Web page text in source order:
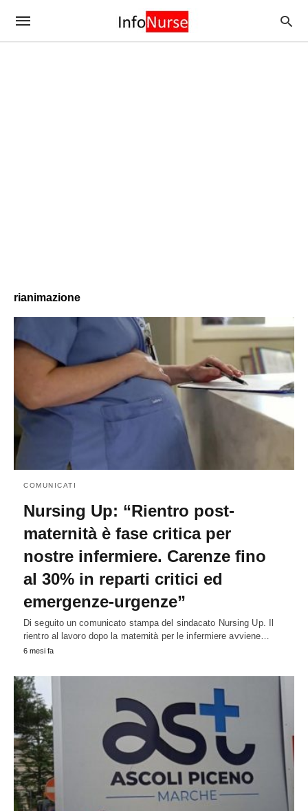
rianimazione
COMUNICATI
Nursing Up: “Rientro post-
maternità è fase critica per
nostre infermiere. Carenze fino
al 30% in reparti critici ed
emergenze-urgenze”
Di seguito un comunicato stampa del sindacato Nursing Up. Il
rientro al lavoro dopo la maternità per le infermiere avviene…
6 mesi fa